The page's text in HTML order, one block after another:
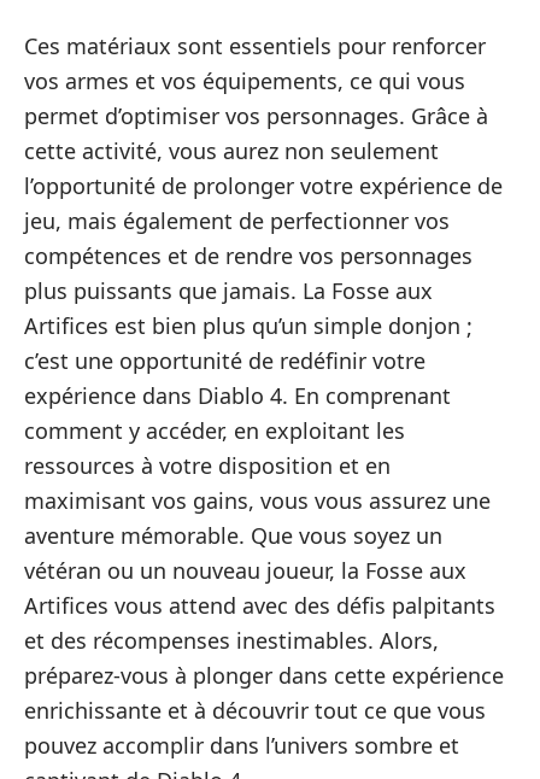
Ces matériaux sont essentiels pour renforcer
vos armes et vos équipements, ce qui vous
permet d’optimiser vos personnages. Grâce à
cette activité, vous aurez non seulement
l’opportunité de prolonger votre expérience de
jeu, mais également de perfectionner vos
compétences et de rendre vos personnages
plus puissants que jamais. La Fosse aux
Artifices est bien plus qu’un simple donjon ;
c’est une opportunité de redéfinir votre
expérience dans Diablo 4. En comprenant
comment y accéder, en exploitant les
ressources à votre disposition et en
maximisant vos gains, vous vous assurez une
aventure mémorable. Que vous soyez un
vétéran ou un nouveau joueur, la Fosse aux
Artifices vous attend avec des défis palpitants
et des récompenses inestimables. Alors,
préparez-vous à plonger dans cette expérience
enrichissante et à découvrir tout ce que vous
pouvez accomplir dans l’univers sombre et